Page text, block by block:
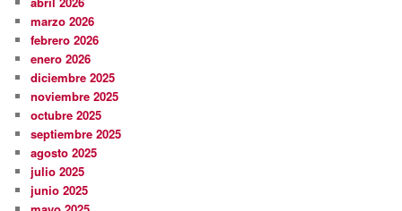
marzo 2026
febrero 2026
enero 2026
diciembre 2025
noviembre 2025
octubre 2025
septiembre 2025
agosto 2025
julio 2025
junio 2025